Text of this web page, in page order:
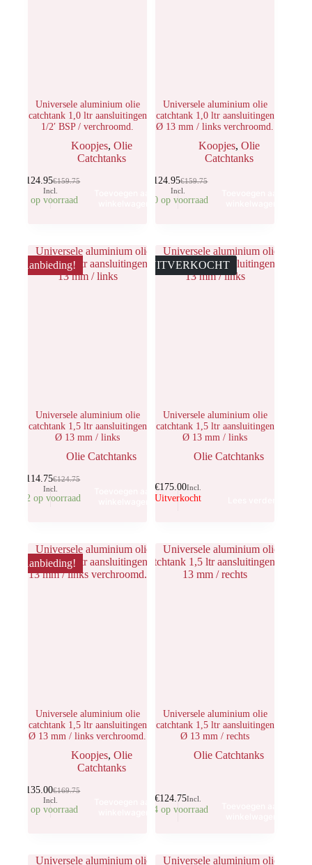
Universele aluminium olie
catchtank 1,0 ltr aansluitingen
1/2′ BSP / verchroomd.
Koopjes, Olie
Catchtanks
€159.75
124.95
Incl.
1 op voorraad
Universele aluminium olie
catchtank 1,0 ltr aansluitingen
Ø 13 mm / links verchroomd.
Koopjes, Olie
Catchtanks
€159.75
124.95
Incl.
10 op voorraad
Aanbieding!
Universele aluminium olie
catchtank 1,5 ltr aansluitingen
Ø 13 mm / links
Olie Catchtanks
€124.75
114.75
Incl.
12 op voorraad
UITVERKOCHT
Universele aluminium olie
catchtank 1,5 ltr aansluitingen
Ø 13 mm / links
Olie Catchtanks
€175.00Incl.
Uitverkocht
Aanbieding!
Universele aluminium olie
catchtank 1,5 ltr aansluitingen
Ø 13 mm / links verchroomd.
Koopjes, Olie
Catchtanks
€169.75
135.00
Incl.
2 op voorraad
Universele aluminium olie
catchtank 1,5 ltr aansluitingen
Ø 13 mm / rechts
Olie Catchtanks
€124.75Incl.
14 op voorraad